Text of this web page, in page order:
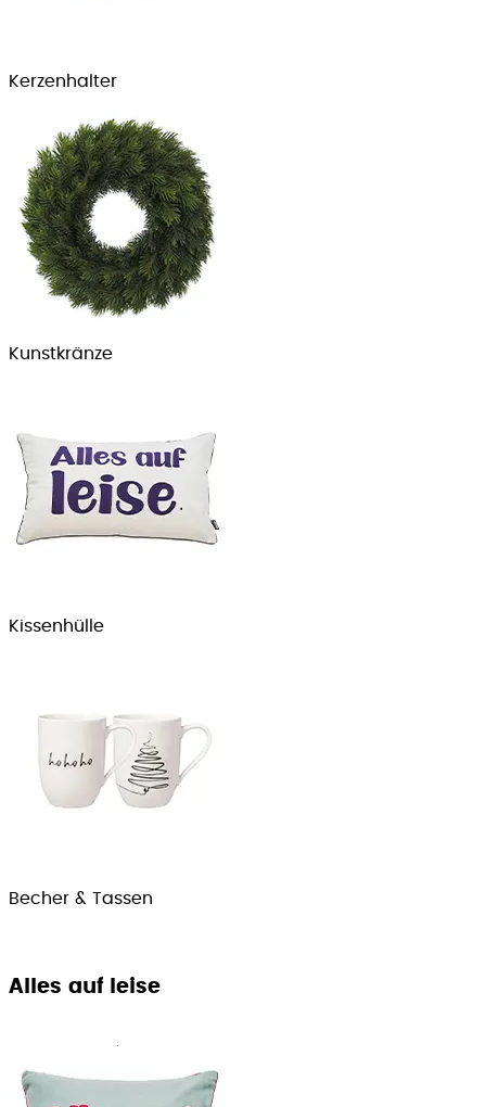
Kerzenhalter
Kunstkränze
Kissenhülle
Becher & Tassen
Alles auf leise